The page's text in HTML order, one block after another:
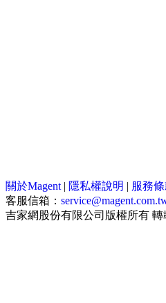
關於Magent | 隱私權說明 | 服務
客服信箱：
吉家網股份有限公司 版權所有 轉